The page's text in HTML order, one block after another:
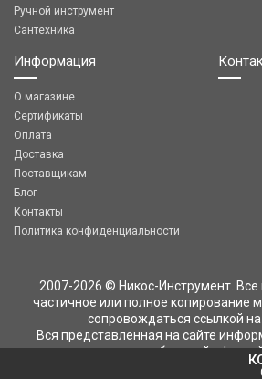
Ручной инструмент
Сантехника
Информация
О магазине
Сертификаты
Оплата
Доставка
Поставщикам
Блог
Контакты
Политика конфиденциальности
2007-2026 © Никос-Инструмент.
частичное или полное копирование
сопровождаться ссылкой на
Вся представленная на сайте
публичной